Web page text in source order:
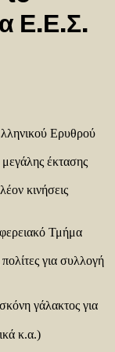
Ε.Ε.Σ.
Ερυθρού
έκτασης
κινήσεις
Τμήμα
για συλλογή
γάλακτος για
κ.α.)